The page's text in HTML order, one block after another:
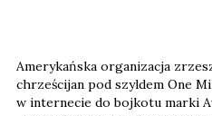
Amerykańska organizacja
chrześcijan pod szyldem One
w internecie do bojkotu marki